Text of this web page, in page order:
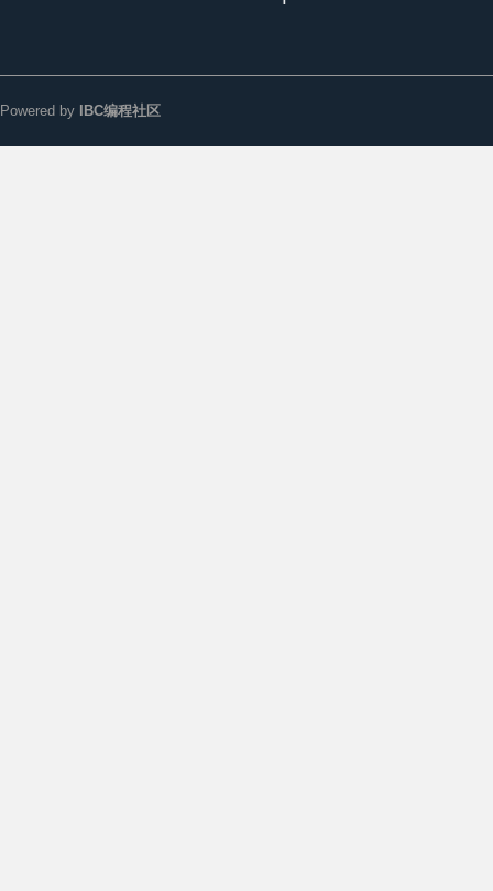
Powered by IBC编程社区